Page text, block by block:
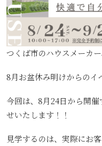
つくば市のハウスメーカ
8月お盆休み明けからのイ
今回は、8月24日から開
せいたします！！
見学するのは、実際にお